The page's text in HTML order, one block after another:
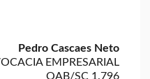
Pedro Cascaes Neto
EMPRESARIAL
OAB/SC 1.796